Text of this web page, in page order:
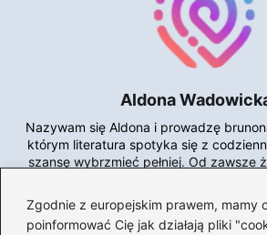
Zgodnie z europejskim prawem, mamy
poinformować Cię jak działają pliki
Aldona
Nazywam się Aldona i prowadzę
którym literatura spotyka się z
szansę wybrzmieć pełniej. Od zawsze
i tych, które dziś z przyjemnością
porach.